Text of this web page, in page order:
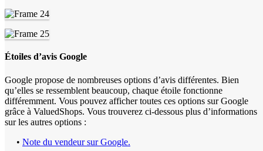
Étoiles d’avis Google
Google propose de nombreuses options d’avis différentes. Bien
qu’elles se ressemblent beaucoup, chaque étoile fonctionne
différemment. Vous pouvez afficher toutes ces options sur Google
grâce à ValuedShops. Vous trouverez ci-dessous plus d’informations
sur les autres options :
• Note du vendeur sur Google.